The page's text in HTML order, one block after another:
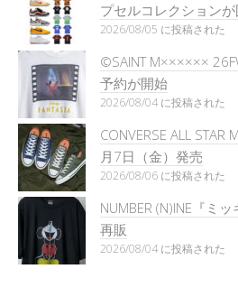
プセルコレクション
2026/08/05 に投稿された
©SAINT M××××××
予約が開始
2026/08/04 に投稿された
CONVERSE ALL STAR
月7日（金）発売
2026/08/06 に投稿された
NUMBER (N)INE『ミ
再販
2026/08/04 に投稿された